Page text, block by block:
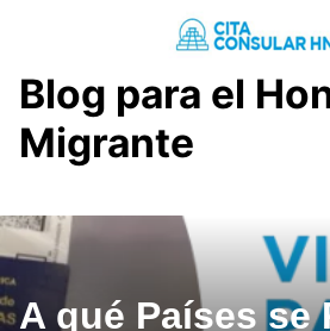
Blog para el
Migrante
A qué Países se